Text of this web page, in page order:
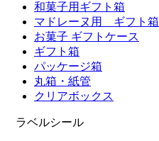
和菓子用ギフト箱
マドレーヌ用 ギフト箱
お菓子 ギフトケース
ギフト箱
パッケージ箱
丸箱・紙管
クリアボックス
ラベルシール